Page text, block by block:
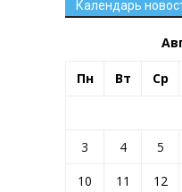
Календарь
Пн Вт Ср
3
4 5
10
11 12